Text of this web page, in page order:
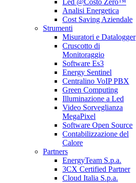
Led @Costo Zero™
Analisi Energetica
Cost Saving Aziendale
Strumenti
Misuratori e Datalogger
Cruscotto di
Monitoraggio
Software Es3
Energy Sentinel
Centralino VoIP PBX
Green Computing
Illuminazione a Led
Video Sorveglianza
MegaPixel
Software Open Source
Contabilizzazione del
Calore
Partners
EnergyTeam S.p.a.
3CX Certified Partner
Cloud Italia S.p.a.